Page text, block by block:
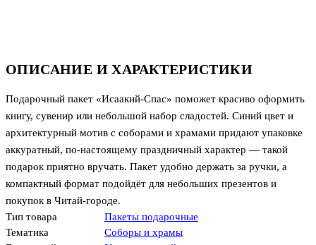
ОПИСАНИЕ И ХАРАКТЕРИСТИКИ
Подарочный пакет «Исаакий-Спас» поможет красиво оформить
книгу, сувенир или небольшой набор сладостей. Синий цвет и
архитектурный мотив с соборами и храмами придают упаковке
аккуратный, по‑настоящему праздничный характер — такой
подарок приятно вручать. Пакет удобно держать за ручки, а
компактный формат подойдёт для небольших презентов и
покупок в Читай-городе.
Тип товара
Пакеты подарочные
Тематика
Соборы и храмы